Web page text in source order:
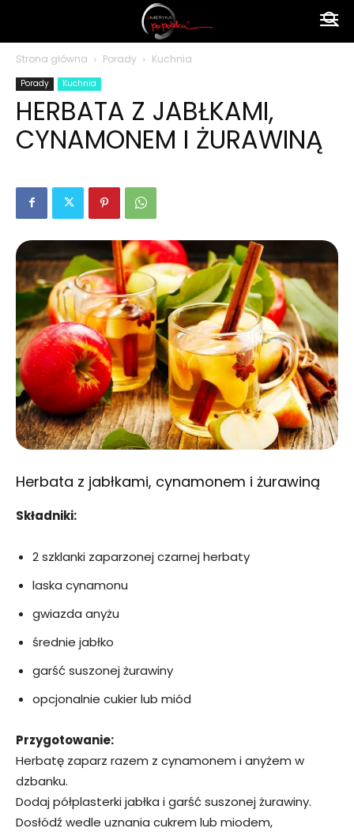
Strona główna Porady Kuchnia
Porady Kuchnia
HERBATA Z JABŁKAMI,
CYNAMONEM I ŻURAWINĄ
Herbata z jabłkami, cynamonem i żurawiną
Składniki:
2 szklanki zaparzonej czarnej herbaty
laska cynamonu
gwiazda anyżu
średnie jabłko
garść suszonej żurawiny
opcjonalnie cukier lub miód
Przygotowanie:
Herbatę zaparz razem z cynamonem i anyżem w
dzbanku.
Dodaj półplasterki jabłka i garść suszonej żurawiny.
Dosłódź wedle uznania cukrem lub miodem,